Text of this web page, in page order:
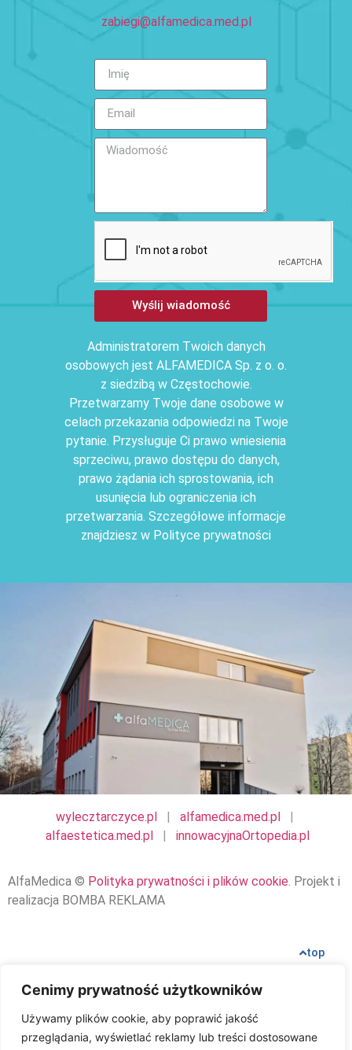
Cenimy prywatność użytkowników
Używamy plików cookie, aby poprawić jakość
przeglądania, wyświetlać reklamy lub treści dostosowane
zabiegi@alfamedica.med.pl
Wyślij wiadomość
Administratorem Twoich danych
osobowych jest ALFAMEDICA Sp. z o. o.
z siedzibą w Częstochowie.
Przetwarzamy Twoje dane osobowe w
celach przekazania odpowiedzi na Twoje
pytanie. Przysługuje Ci prawo wniesienia
sprzeciwu, prawo dostępu do danych,
prawo żądania ich sprostowania, ich
usunięcia lub ograniczenia ich
przetwarzania. Szczegółowe informacje
znajdziesz w Polityce prywatności
.
wylecztarczyce.pl | alfamedica.med.pl
|
alfaestetica.med.pl
| innowacyjnaOrtopedia.pl
AlfaMedica © Polityka prywatności i plików cookie. Projekt i
realizacja BOMBA REKLAMA
top